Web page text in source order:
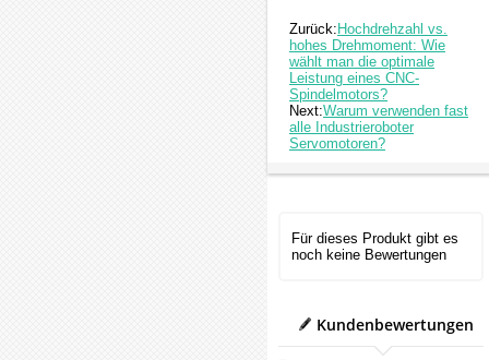
Zurück: Hochdrehzahl vs.
hohes Drehmoment: Wie
wählt man die optimale
Leistung eines CNC-
Spindelmotors?
Next:Warum verwenden fast
alle Industrieroboter
Servomotoren?
Für dieses Produkt gibt es
noch keine Bewertungen
Kundenbewertungen